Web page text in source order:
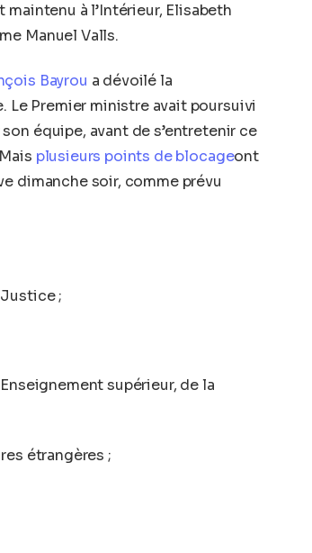
à l’Intérieur, Elisabeth
Manuel Valls.
Bayrou a dévoilé la
Premier ministre avait poursuivi
équipe, avant de s’entretenir ce
plusieurs points de blocageont
dimanche soir, comme prévu
;
supérieur, de la
étrangères ;